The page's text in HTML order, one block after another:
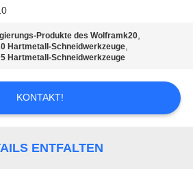
Produkte des Wolframk20,
Hartmetall-Schneidwerkzeuge,
Hartmetall-Schneidwerkzeuge
KONTAKT!
ENTFALTEN